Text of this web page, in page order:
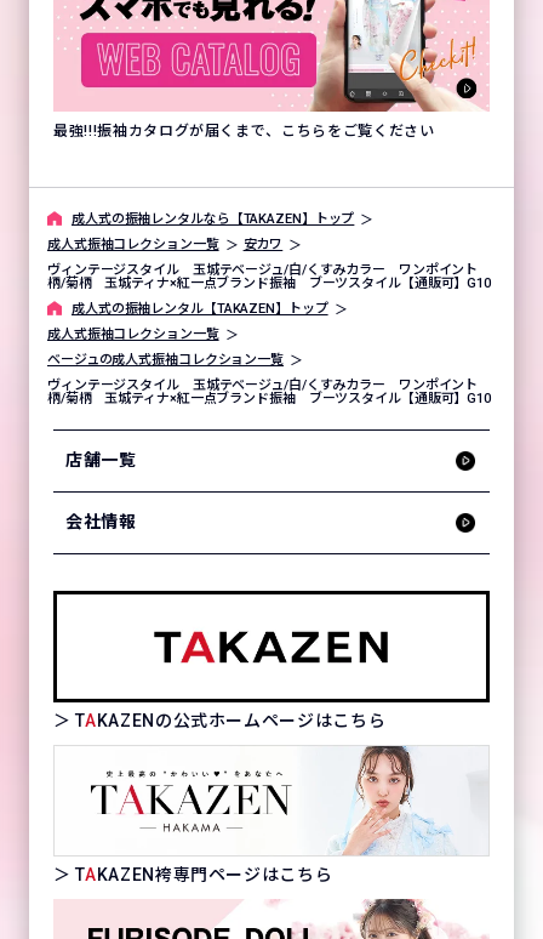
最強!!!振袖カタログが届くまで、こちらをご覧ください
成⼈式の振袖レンタルなら【TAKAZEN】トップ
成人式振袖コレクション一覧
安カワ
ヴィンテージスタイル 玉城テベージュ/白/くすみカラー ワンポイント
柄/菊柄 玉城ティナ×紅一点ブランド振袖 ブーツスタイル【通販可】G10
成⼈式の振袖レンタル【TAKAZEN】トップ
成人式振袖コレクション一覧
ベージュの成人式振袖コレクション一覧
ヴィンテージスタイル 玉城テベージュ/白/くすみカラー ワンポイント
柄/菊柄 玉城ティナ×紅一点ブランド振袖 ブーツスタイル【通販可】G10
店舗一覧
会社情報
＞ TAKAZENの公式ホームページはこちら
＞ TAKAZEN袴専門ページはこちら